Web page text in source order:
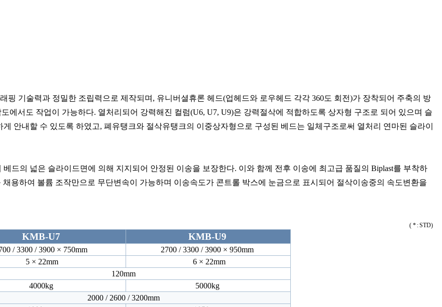
핑 기술력과 정밀한 조립력으로 제작되며, 유니버셜휴론 헤드(업헤드와 로우헤드 각각 360도 회전)가 장착되어 주축의 방
에서도 작업이 가능하다. 열처리되어 강력해진 컬럼(U6, U7, U9)은 강력절삭에 적합하도록 상자형 구조로 되어 있으며 슬
안내할 수 있도록 하였고, 폐유탱크와 절삭유탱크의 이중상자형으로 구성된 베드는 일체구조로써 열처리 연마된 슬라이
드의 넓은 슬라이드면에 의해 지지되어 안정된 이송을 보장한다. 이와 함께 전후 이송에 최고급 품질의 Biplast를 부착하
용하여 볼륨 조작만으로 무단변속이 가능하며 이송속도가 콘트롤 박스에 눈금으로 표시되어 절삭이송중의 속도변환을
( * : STD)
KMB-U7 KMB-U9
/ 3300 / 3900 × 750mm
2700 / 3300 / 3900 × 950mm
5 × 22mm
6 × 22mm
120mm
4000kg 5000kg
2000 / 2600 / 3200mm